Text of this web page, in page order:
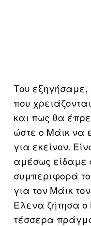
Του εξηγήσαμε,
που
και πως θα
ώστε ο Μάικ να
για εκείνον.
αμέσως είδαμε
συμπεριφορά
για τον Μάικ
Έλενα ζήτησα ο
τέσσερα